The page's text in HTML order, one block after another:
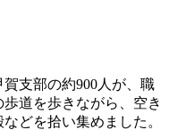
支部の約900人が、職
道を歩きながら、空き
どを拾い集めました。